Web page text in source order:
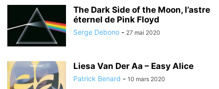
The Dark Side of the Moon, l’astre
éternel de Pink Floyd
Serge Debono - 27 mai 2020
Liesa Van Der Aa – Easy Alice
Patrick Benard - 10 mars 2020